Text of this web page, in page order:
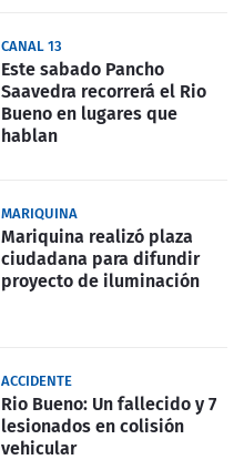
CANAL 13
Este sabado Pancho
Saavedra recorrerá el Rio
Bueno en lugares que
hablan
MARIQUINA
Mariquina realizó plaza
ciudadana para difundir
proyecto de iluminación
ACCIDENTE
Rio Bueno: Un fallecido y 7
lesionados en colisión
vehicular